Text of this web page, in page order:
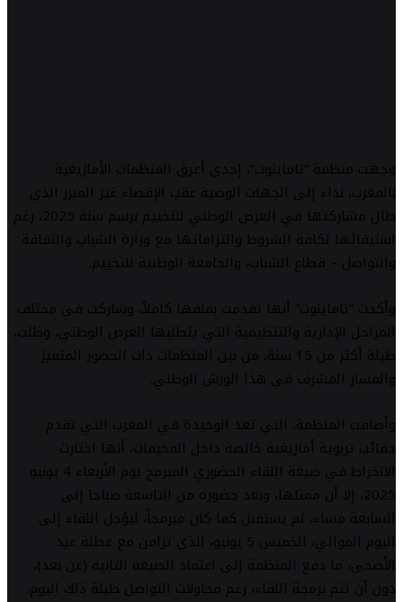
وجهت منظمة “تاماينوت”، إحدى أعرق المنظمات الأمازيغية
بالمغرب، نداء إلى الجهات الوصية عقب الإقصاء غير المبرر الذي
طال مشاركتها في العرض الوطني للتخييم برسم سنة 2025، رغم
استيفائها لكافة الشروط والتزاماتها مع وزارة الشباب والثقافة
والتواصل – قطاع الشباب، والجامعة الوطنية للتخييم.
وأكدت “تاماينوت” أنها تقدمت بملفها كاملاً، وشاركت في مختلف
المراحل الإدارية والتنظيمية التي يتطلبها العرض الوطني، وظلت،
طيلة أكثر من 15 سنة، من بين المنظمات ذات الحضور المتميز
والمسار المشرف في هذا الورش الوطني.
وأضافت المنظمة، التي تعد الوحيدة في المغرب التي تقدم
حقائب تربوية أمازيغية خالصة داخل المخيمات، أنها اختارت
الانخراط في صيغة اللقاء الحضوري المبرمج يوم الأربعاء 4 يونيو
2025، إلا أن ممثلها، وبعد حضوره من التاسعة صباحا إلى
السابعة مساء، لم يستقبل كما كان مبرمجاً، ليؤجل اللقاء إلى
اليوم الموالي، الخميس 5 يونيو، الذي تزامن مع عطلة عيد
الأضحى، ما دفع المنظمة إلى اعتماد الصيغة الثانية (عن بعد)،
دون أن تتم برمجة اللقاء، رغم محاولات التواصل طيلة ذلك اليوم.